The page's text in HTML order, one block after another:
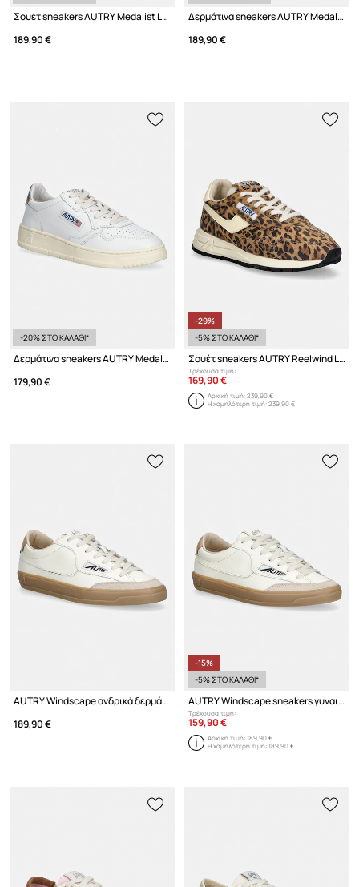
Σουέτ sneakers AUTRY Medalist Low
189,90 €
Δερμάτινα sneakers AUTRY Medalist Low
189,90 €
-20% ΣΤΟ ΚΑΛΑΘΙ*
Δερμάτινα sneakers AUTRY Medalist Low
179,90 €
-29%
-5% ΣΤΟ ΚΑΛΑΘΙ*
Σουέτ sneakers AUTRY Reelwind Low
Τρέχουσα τιμή:
169,90 €
Αρχική τιμή:239,90 €
Η χαμηλότερη τιμή:239,90 €
AUTRY Windscape ανδρικά δερμάτινα sneakers
189,90 €
-15%
-5% ΣΤΟ ΚΑΛΑΘΙ*
AUTRY Windscape sneakers γυναικεία δερμάτινα
Τρέχουσα τιμή:
159,90 €
Αρχική τιμή:189,90 €
Η χαμηλότερη τιμή:189,90 €